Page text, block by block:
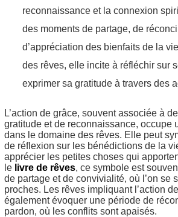
reconnaissance et la connexion
des moments de partage, de
d’appréciation des bienfaits de la
des rêves, elle incite à réfléchir sur
exprimer sa gratitude à travers des
L’action de grâce, souvent associée à
gratitude et de reconnaissance, occupe
dans le domaine des rêves. Elle peut
de réflexion sur les bénédictions de la
apprécier les petites choses qui
le livre de rêves, ce symbole est
de partage et de convivialité, où l’on se
proches. Les rêves impliquant l’action
également évoquer une période de
pardon, où les conflits sont apaisés.